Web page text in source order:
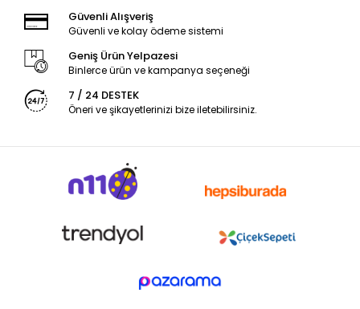
Güvenli Alışveriş
Güvenli ve kolay ödeme sistemi
Geniş Ürün Yelpazesi
Binlerce ürün ve kampanya seçeneği
7 / 24 DESTEK
Öneri ve şikayetlerinizi bize iletebilirsiniz.